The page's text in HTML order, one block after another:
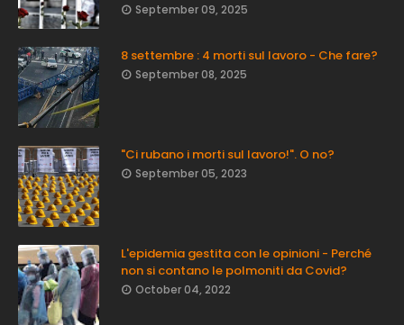
September 09, 2025
8 settembre : 4 morti sul lavoro - Che fare?
September 08, 2025
"Ci rubano i morti sul lavoro!". O no?
September 05, 2023
L'epidemia gestita con le opinioni - Perché
non si contano le polmoniti da Covid?
October 04, 2022